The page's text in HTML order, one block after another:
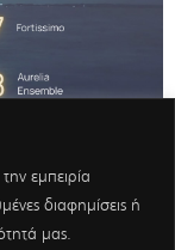
εμπειρία
διαφημίσεις ή
μας.